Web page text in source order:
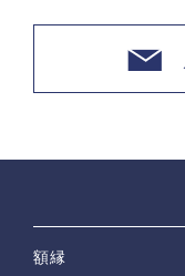
額縁